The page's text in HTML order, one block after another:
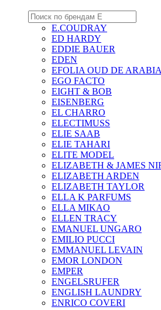
E.COUDRAY
ED HARDY
EDDIE BAUER
EDEN
EFOLIA OUD DE ARABIA
EGO FACTO
EIGHT & BOB
EISENBERG
EL CHARRO
ELECTIMUSS
ELIE SAAB
ELIE TAHARI
ELITE MODEL
ELIZABETH & JAMES
ELIZABETH ARDEN
ELIZABETH TAYLOR
ELLA K PARFUMS
ELLA MIKAO
ELLEN TRACY
EMANUEL UNGARO
EMILIO PUCCI
EMMANUEL LEVAIN
EMOR LONDON
EMPER
ENGELSRUFER
ENGLISH LAUNDRY
ENRICO COVERI